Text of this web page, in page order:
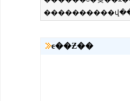
ͼ��Ƶ��